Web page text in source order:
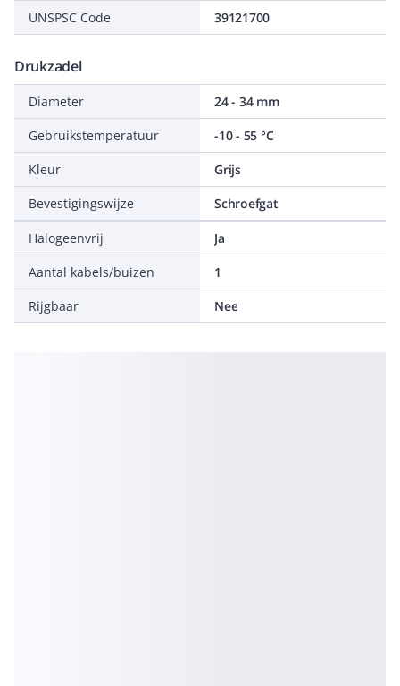
UNSPSC Code 39121700
Drukzadel
Diameter
24 - 34 mm
Gebruikstemperatuur
-10 - 55 °C
Kleur
Grijs
Bevestigingswijze
Schroefgat
Halogeenvrij
Ja
Aantal kabels/buizen
1
Rijgbaar
Nee